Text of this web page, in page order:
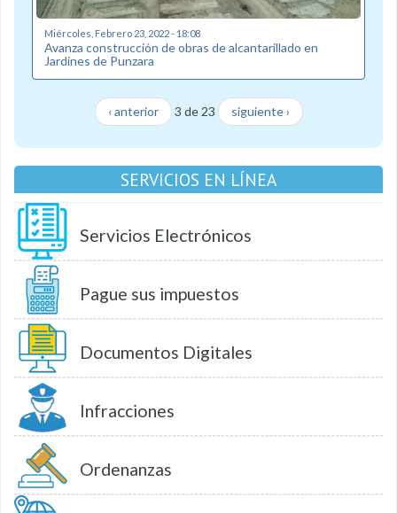
Miércoles, Febrero 23, 2022 - 18:08
Avanza construcción de obras de alcantarillado en
Jardines de Punzara
‹ anterior 3 de 23 siguiente ›
SERVICIOS EN LÍNEA
Servicios Electrónicos
Pague sus impuestos
Documentos Digitales
Infracciones
Ordenanzas